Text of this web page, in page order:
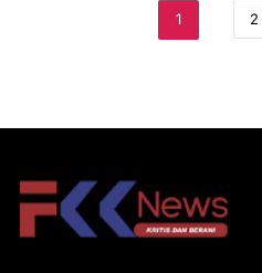
1 2